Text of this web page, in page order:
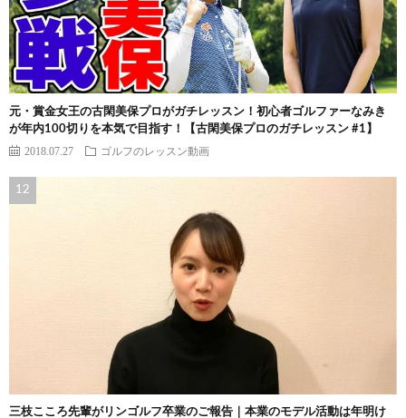
元・賞金女王の古閑美保プロがガチレッスン！初心者ゴルファーなみき
が年内100切りを本気で目指す！【古閑美保プロのガチレッスン #1】
2018.07.27 ゴルフのレッスン動画
三枝こころ先輩がリンゴルフ卒業のご報告｜本業のモデル活動は年明け